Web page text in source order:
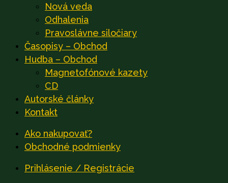
Nová veda
Odhalenia
Pravoslávne siločiary
Časopisy – Obchod
Hudba – Obchod
Magnetofónové kazety
CD
Autorské články
Kontakt
Ako nakupovať?
Obchodné podmienky
Prihlásenie / Registrácie